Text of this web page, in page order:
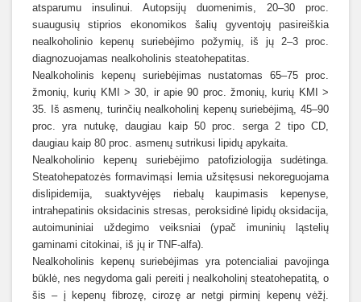
atsparumu insulinui. Autopsijų duomenimis, 20–30 proc.
suaugusių stiprios ekonomikos šalių gyventojų pasireiškia
nealkoholinio kepenų suriebėjimo požymių, iš jų 2–3 proc.
diagnozuojamas nealkoholinis steatohepatitas.
Nealkoholinis kepenų suriebėjimas nustatomas 65–75 proc.
žmonių, kurių KMI > 30, ir apie 90 proc. žmonių, kurių KMI >
35. Iš asmenų, turinčių nealkoholinį kepenų suriebėjimą, 45–90
proc. yra nutukę, daugiau kaip 50 proc. serga 2 tipo CD,
daugiau kaip 80 proc. asmenų sutrikusi lipidų apykaita.
Nealkoholinio kepenų suriebėjimo patofiziologija sudėtinga.
Steatohepatozės formavimąsi lemia užsitęsusi nekoreguojama
dislipidemija, suaktyvėjęs riebalų kaupimasis kepenyse,
intrahepatinis oksidacinis stresas, peroksidinė lipidų oksidacija,
autoimuniniai uždegimo veiksniai (ypač imuninių ląstelių
gaminami citokinai, iš jų ir TNF-alfa).
Nealkoholinis kepenų suriebėjimas yra potencialiai pavojinga
būklė, nes negydoma gali pereiti į nealkoholinį steatohepatitą, o
šis – į kepenų fibrozę, cirozę ar netgi pirminį kepenų vėžį.